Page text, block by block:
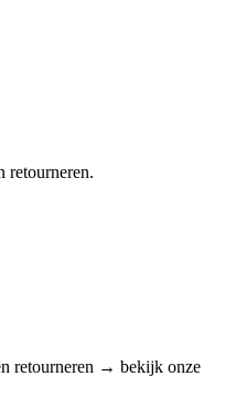
retourneren.
retourneren → bekijk onze